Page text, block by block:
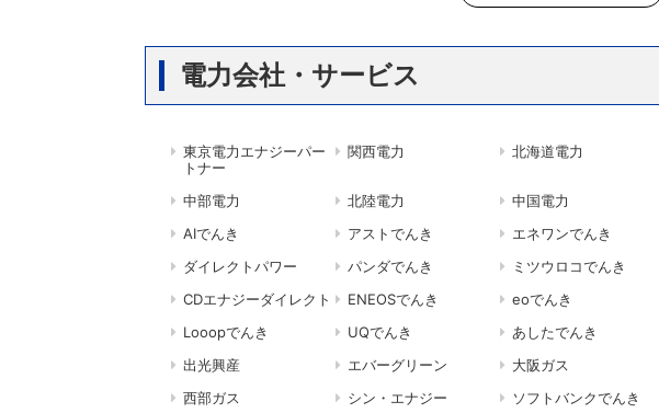
電力会社・サービス
東京電力エナジーパー
トナー
関西電力 北海道電力
中部電力 北陸電力 中国電力
AIでんき
アストでんき エネワンでんき
ダイレクトパワー
パンダでんき ミツウロコでんき
CDエナジーダイレクト
ENEOSでんき eoでんき
Looopでんき
UQでんき あしたでんき
出光興産
エバーグリーン 大阪ガス
西部ガス
シン・エナジー ソフトバンクでんき